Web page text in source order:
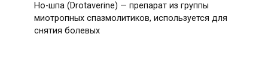
Но-шпа (Drotaverine) — препарат из группы
миотропных спазмолитиков, используется для
снятия болевых